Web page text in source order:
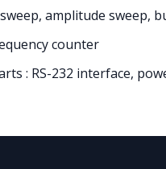
amplitude sweep,
counter
: RS-232 interface,